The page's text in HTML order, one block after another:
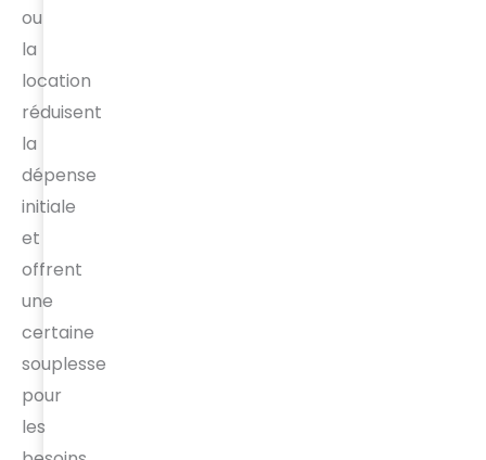
ou
la
location
réduisent
la
dépense
initiale
et
offrent
une
certaine
souplesse
pour
les